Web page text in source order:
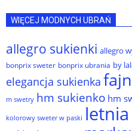
WIĘCEJ MODNYCH UBRAŃ
allegro sukienki allegro
bonprix sweter bonprix ubrania by
elegancja sukienka
m swetry hm sukienko hm
kolorowy sweter w paski